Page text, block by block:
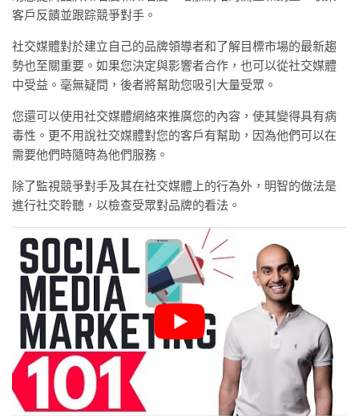
客戶反饋並跟踪競爭對手。
社交媒體對於建立自己的品牌領導者和了解目標市場的最新趨
勢也至關重要。如果您決定與影響者合作，也可以從社交媒體
中受益。毫無疑問，後者將幫助您吸引大量受眾。
您還可以使用社交媒體網絡來推廣您的內容，使其變得具有病
毒性。更不用說社交媒體對您的客戶有幫助，因為他們可以在
需要他們時隨時為他們服務。
除了監視競爭對手及其在社交媒體上的行為外，明智的做法是
進行社交聆聽，以檢查受眾對品牌的看法。